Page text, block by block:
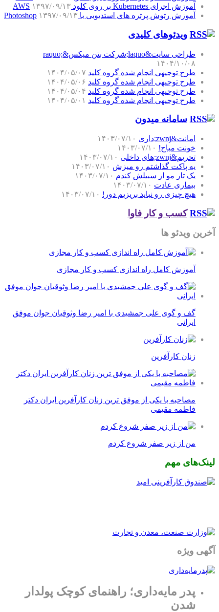
آموزش اجرای Kubernetes بر روی کلود AWS
۱۳۹۷/۰۹/۱۳
آموزش رتوش پرتره های استدیویی با Photoshop ۱۳۹۷/۰۹/۱۳
ویدئوهای کلیدی
طراحی سایت&laquo;شرکت بتن میکس&raquo;
۱۴۰۴/۱۰/۰۸
طرح توجیهی انجام شده گروه کلید ۱۴۰۴/۰۵/۰۷
طرح توجیهی انجام شده گروه کلید ۱۴۰۴/۰۵/۰۶
طرح توجیهی انجام شده گروه کلید ۱۴۰۴/۰۵/۰۴
طرح توجیهی انجام شده گروه کلید ۱۴۰۴/۰۵/۰۱
سامانه میدون
امانت&zwnj;داری
۱۴۰۳/۰۷/۱۰
خونت مباح! ۱۴۰۳/۰۷/۱۰
تحریم&zwnj;های داخلی
۱۴۰۳/۰۷/۱۰
یه پاکت گذاشتم رو میزش ۱۴۰۳/۰۷/۱۰
یک تار مو از سبیلش کندم ۱۴۰۳/۰۷/۱۰
بیماری عادت ۱۴۰۳/۰۷/۱۰
هیچ چیزی رو نباید بریزیم دور! ۱۴۰۳/۰۷/۱۰
کسب و کار فاوا
آخرین ویدئو ها
آموزش کامل راه اندازی کسب و کار مجازی
گف و گوی علی جمشیدی با امیر رضا وثوقیان جوان موفق
ایرانی
زنان کارآفرین
مصاحبه با یکی از موفق ترین زنان کارآفرین ایران دکتر
فاطمه مقیمی
من از زیر صفر شروع کردم
لینک‌های مهم
آگهی ویژه
پدر مایه‌داری؛ راهنمای کوچک پولدار
شدن